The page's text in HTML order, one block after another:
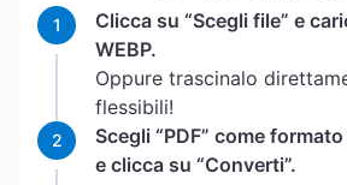
1
Clicca su “Scegli file” e
WEBP.
Oppure trascinalo
flessibili!
2
Scegli “PDF” come
e clicca su “Converti”.